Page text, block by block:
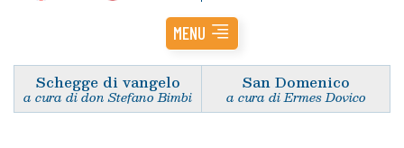
MENU
Schegge di vangelo
a cura di don Stefano Bimbi
San Domenico
a cura di Ermes Dovico